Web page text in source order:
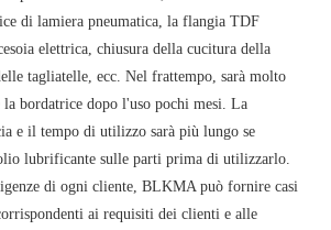
di lamiera pneumatica, la flangia TDF
elettrica, chiusura della cucitura della
tagliatelle, ecc. Nel frattempo, sarà molto
la bordatrice dopo l'uso pochi mesi. La
e il tempo di utilizzo sarà più lungo se
lubrificante sulle parti prima di utilizzarlo.
di ogni cliente, BLKMA può fornire casi
ai requisiti dei clienti e alle